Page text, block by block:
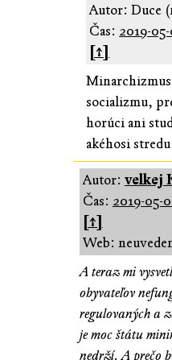
Autor: Duce
Čas: 2019-
[↑]
socializmu,
horúci ani
akéhosi
Autor: velkej
Čas: 2019-05-
[↑]
Web:
A teraz mi
obyvateľov
regulovaných a
je moc štátu
nedrží. A prečo